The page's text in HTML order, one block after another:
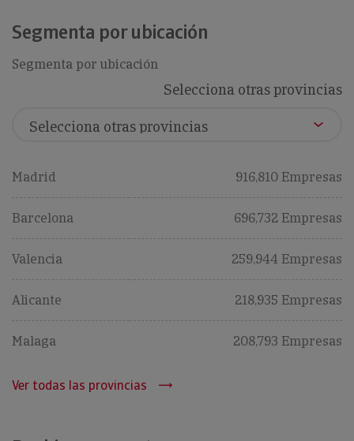
Segmenta por ubicación
Segmenta por ubicación
Selecciona otras provincias
Madrid 916,810 Empresas
Barcelona 696,732 Empresas
Valencia 259,944 Empresas
Alicante 218,935 Empresas
Malaga 208,793 Empresas
Ver todas las provincias